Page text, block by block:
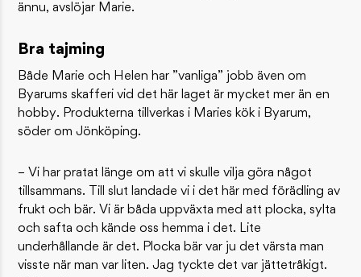
ännu, avslöjar Marie.
Bra tajming
Både Marie och Helen har ”vanliga” jobb även om
Byarums skafferi vid det här laget är mycket mer än en
hobby. Produkterna tillverkas i Maries kök i Byarum,
söder om Jönköping.
– Vi har pratat länge om att vi skulle vilja göra något
tillsammans. Till slut landade vi i det här med förädling av
frukt och bär. Vi är båda uppväxta med att plocka, sylta
och safta och kände oss hemma i det. Lite
underhållande är det. Plocka bär var ju det värsta man
visste när man var liten. Jag tyckte det var jättetråkigt.